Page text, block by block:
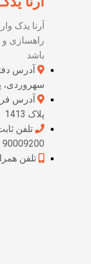
آرنا یدک
راهسازی و
باشد
آدرس
سهروردی، پلاک
آدرس
پلاک 1413
تلفن
90009200
تلفن همراه: